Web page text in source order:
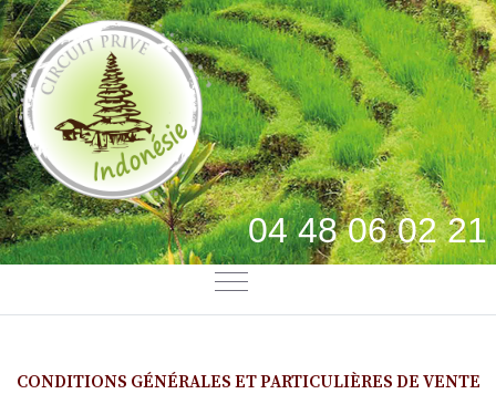
04 48 06 02 21
Mobile Menu Toggle
CONDITIONS GÉNÉRALES ET PARTICULIÈRES DE VENTE